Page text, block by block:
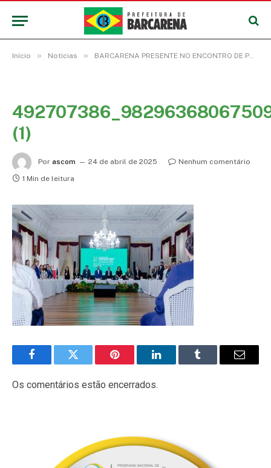
Início » Notícias » BARCARENA PRESENTE NO ENCONTRO DE PREFEITOS DA AMAZÔNIA LEGAL, QUE DISCUTE CAMINHOS PARA A COP 30
(1)
Por ascom 24 de abril de 2025
Nenhum comentário
1 Min de leitura
FacebookTwitter Pinterest LinkedInTumblr
E-
Os comentários estão encerrados.